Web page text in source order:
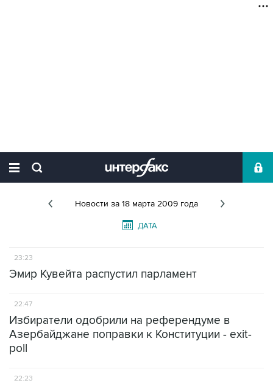
Новости за 18 марта 2009 года
ДАТА
23:23
Эмир Кувейта распустил парламент
22:47
Избиратели одобрили на референдуме в
Азербайджане поправки к Конституции - exit-
poll
22:23